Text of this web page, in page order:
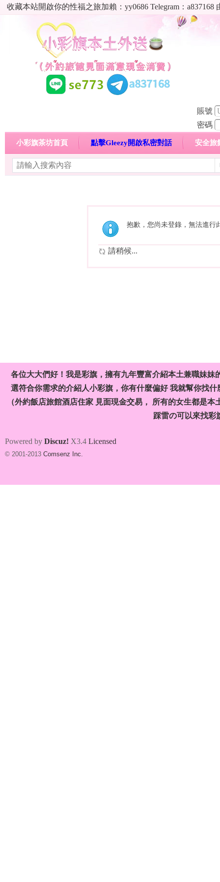
收藏本站開啟你的性福之旅加賴：yy0686 Telegram：
賬號
密碼
小彩旗茶坊首頁 點擊Gleezy開啟私密對話 安全旅
抱歉，您尚未登錄，無法進行
請稍候...
各位大大們好！我是彩旗，擁有九年豐富介紹本土兼職妹
選符合你需求的介紹人小彩旗，你有什麼偏好 我就幫你找
（外約飯店旅館酒店住家 見面現金交易， 所有的女生都是
踩雷の可以來找彩
Powered by Discuz! X3.4 Licensed
© 2001-2013 Comsenz Inc.